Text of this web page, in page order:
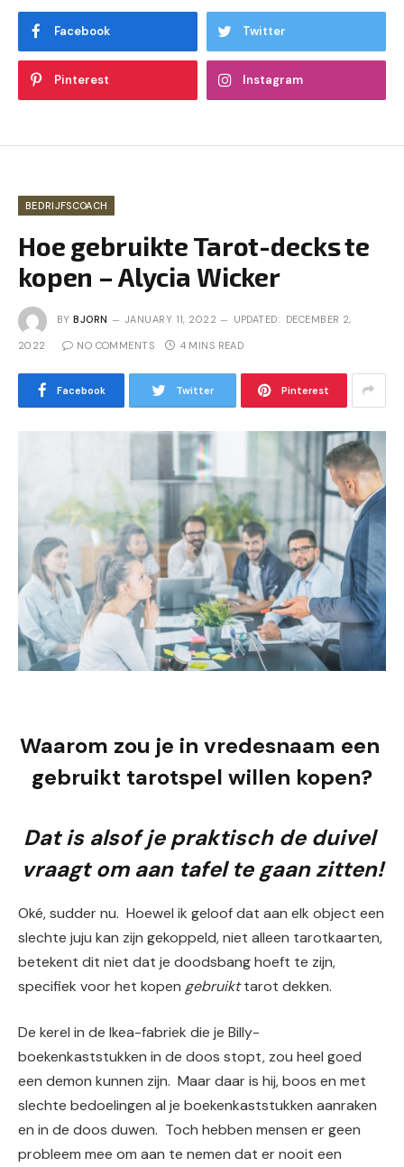
Facebook Twitter
Pinterest Instagram
BEDRIJFSCOACH
Hoe gebruikte Tarot-decks te
kopen – Alycia Wicker
BY BJORN JANUARY 11, 2022 UPDATED: DECEMBER 2,
2022 NO COMMENTS 4 MINS READ
Facebook Twitter Pinterest
Waarom zou je in vredesnaam een ​​
gebruikt tarotspel willen kopen?
Dat is alsof je praktisch de duivel
vraagt ​​om aan tafel te gaan zitten!
Oké, sudder nu.  Hoewel ik geloof dat aan elk object een
slechte juju kan zijn gekoppeld, niet alleen tarotkaarten,
betekent dit niet dat je doodsbang hoeft te zijn,
specifiek voor het kopen gebruikt tarot dekken.
De kerel in de Ikea-fabriek die je Billy-
boekenkaststukken in de doos stopt, zou heel goed
een demon kunnen zijn.  Maar daar is hij, boos en met
slechte bedoelingen al je boekenkaststukken aanraken
en in de doos duwen.  Toch hebben mensen er geen
probleem mee om aan te nemen dat er nooit een